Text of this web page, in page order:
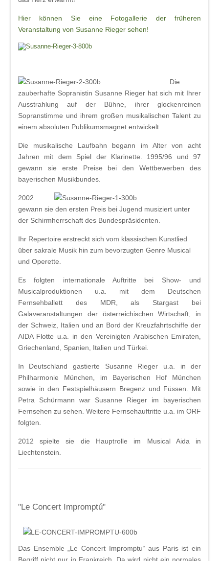
Hier können Sie eine Fotogallerie der früheren
Veranstaltung von Susanne Rieger sehen!
Die
zauberhafte Sopranistin Susanne Rieger hat sich mit Ihrer
Ausstrahlung auf der Bühne, ihrer glockenreinen
Sopranstimme und ihrem großen musikalischen Talent zu
einem absoluten Publikumsmagnet entwickelt.
Die musikalische Laufbahn begann im Alter von acht
Jahren mit dem Spiel der Klarinette. 1995/96 und 97
gewann sie erste Preise bei den Wettbewerben des
bayerischen Musikbundes.
2002
gewann sie den ersten Preis bei Jugend musiziert unter
der Schirmherrschaft des Bundespräsidenten.
Ihr Repertoire erstreckt sich vom klassischen Kunstlied
über sakrale Musik hin zum bevorzugten Genre Musical
und Operette.
Es folgten internationale Auftritte bei Show- und
Musicalproduktionen u.a. mit dem Deutschen
Fernsehballett des MDR, als Stargast bei
Galaveranstaltungen der österreichischen Wirtschaft, in
der Schweiz, Italien und an Bord der Kreuzfahrtschiffe der
AIDA Flotte u.a. in den Vereinigten Arabischen Emiraten,
Griechenland, Spanien, Italien und Türkei.
In Deutschland gastierte Susanne Rieger u.a. in der
Philharmonie München, im Bayerischen Hof München
sowie in den Festspielhäusern Bregenz und Füssen. Mit
Petra Schürmann war Susanne Rieger im bayerischen
Fernsehen zu sehen. Weitere Fernsehauftritte u.a. im ORF
folgten.
2012 spielte sie die Hauptrolle im Musical Aida in
Liechtenstein.
"Le Concert Impromptú"
Das Ensemble „Le Concert Impromptu“ aus Paris ist ein